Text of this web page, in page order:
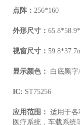
点阵： 256*160
外形尺寸：
视窗尺寸：
显示颜色： 白底黑
IC: ST75256
应用范围： 适用于各
医疗系统，车载系统